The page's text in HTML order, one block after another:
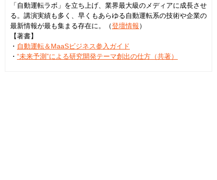
「自動運転ラボ」を立ち上げ、業界最大級のメディアに成長させ
る。講演実績も多く、早くもあらゆる自動運転系の技術や企業の
最新情報が最も集まる存在に。（登壇情報）
【著書】
・ 自動運転＆MaaSビジネス参入ガイド
・ “未来予測”による研究開発テーマ創出の仕方（共著）